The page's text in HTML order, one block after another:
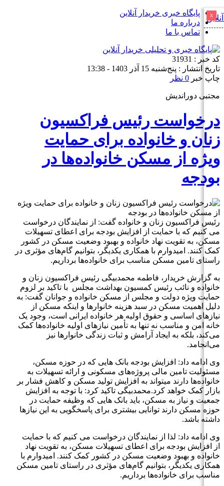
پایگاه خبری خریدار آنلاین
درباره ما
تماس با ما
x
کد خبر : 31931
تاریخ انتشار : پنج‌شنبه 15 آذر 1403 - 13:38
چاپ خبر 0 نظر
مجتبی دوراندیش
درخواست رئیس فراکسیون
زنان و خانواده برای حمایت
ویژه از مسکن خانواده‌ها در
بودجه
رئیس فراکسیون زنان و خانواده گفت: از نمایندگان درخواست
می کنیم که با حمایت از افزایش بودجه برای اعطای تسهیلات
مسکن، به تقویت نهاد خانواده و بهبود وضعیت مسکن در کشور
کمک کنند. امیدوارم با همکاری یکدیگر، بتوانیم گام‌های مؤثری در
راستای تامین مسکن مناسب برای خانواده‌ها برداریم.
به گزارش خریدار، فاطمه محمدبیگی رئیس فراکسیون زنان و
خانواده و نائب رئیس کمسیون بهداشت مجلس با تاکید بر لزوم
حمایت ویژه دولت و مجلس از مسکن خانواده و جوانان گفت: به
دلیل اهمیت مسکن در سبد هزینه خانوارها و اینکه مسکن از
نیازهای اساسی و حقوق اولیه هر خانواده ایرانی است، وجود یک
خانه امن و مناسب نه تنها به تأمین نیازهای اولیه خانواده‌ها کمک
می‌کند، بلکه به ایجاد آرامش و ثبات زندگی خانوارها نیز
می‌انجامد.
وی ادامه داد: افزایش بودجه بانک هایی که در حوزه مسکن،
مسئولیت تامین مالی پروژه‌های مسکونی و ارائه تسهیلات به
خانواده‌ها دارند میتواند به افزایش تولید مسکن و کاهش فشار بر
بازار کمک خواهد کرد.محمدبیگی تاکید کرد: با توجه به افزایش
جمعیت و نیاز به مسکن، باید بانک هایی که وظیفه حمایت در
حوزه مسکن دارند توانایی بیشتری برای پاسخگویی به این نیازها
داشته باشد.
وی ادامه داد: لذا از نمایندگان درخواست می کنیم که با حمایت
از افزایش بودجه برای اعطای تسهیلات مسکن، به تقویت نهاد
خانواده و بهبود وضعیت مسکن در کشور کمک کنند. امیدوارم با
همکاری یکدیگر، بتوانیم گام‌های مؤثری در راستای تامین مسکن
مناسب برای خانواده‌ها برداریم.